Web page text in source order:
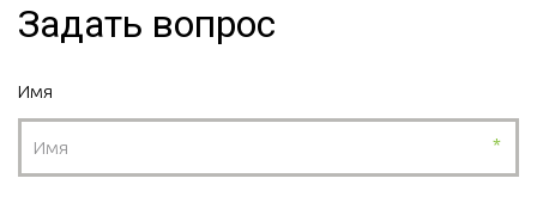
Задать вопрос
Имя
*